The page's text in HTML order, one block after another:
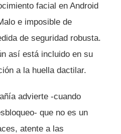
facial en Android
e imposible de
de seguridad robusta.
así­ está incluido en su
a la huella dactilar.
advierte -cuando
que no es un
atente a las